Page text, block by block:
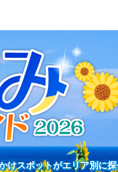
けスポットがエリア別に